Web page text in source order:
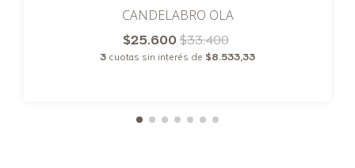
CANDELABRO OLA
$25.600$33.400
3 cuotas sin interés de $8.533,33